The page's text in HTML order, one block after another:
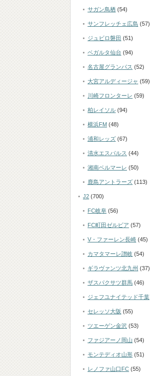
サガン鳥栖 (54)
サンフレッチェ広島 (57)
ジュビロ磐田 (51)
ベガルタ仙台 (94)
名古屋グランパス (52)
大宮アルディージャ (59)
川崎フロンターレ (59)
柏レイソル (94)
横浜FM (48)
浦和レッズ (67)
清水エスパルス (44)
湘南ベルマーレ (50)
鹿島アントラーズ (113)
J2 (700)
FC岐阜 (56)
FC町田ゼルビア (57)
V・ファーレン長崎 (45)
カマタマーレ讃岐 (54)
ギラヴァンツ北九州 (37)
ザスパクサツ群馬 (46)
ジェフユナイテッド千葉
セレッソ大阪 (55)
ツエーゲン金沢 (53)
ファジアーノ岡山 (54)
モンテディオ山形 (51)
レノファ山口FC (55)